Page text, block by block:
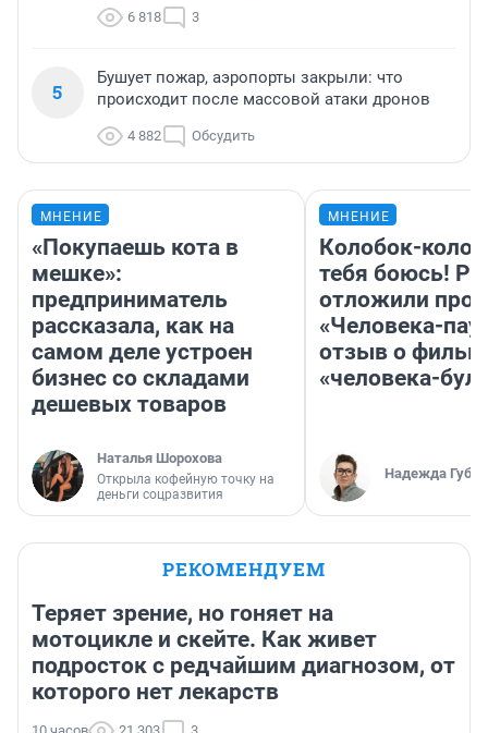
6 818 3
5
Бушует пожар, аэропорты закрыли: что
происходит после массовой атаки дронов
4 882 Обсудить
МНЕНИЕ
«Покупаешь кота в
мешке»:
предприниматель
рассказала, как на
самом деле устроен
бизнес со складами
дешевых товаров
Наталья Шорохова
Открыла кофейную точку на
деньги соцразвития
МНЕНИЕ
Колобок-
тебя боюсь!
отложили
«Человека-
отзыв о
«человека-
Надежда
РЕКОМЕНДУЕМ
Теряет зрение, но гоняет на
мотоцикле и скейте. Как живет
подросток с редчайшим диагнозом, от
которого нет лекарств